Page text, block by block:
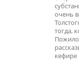
очень
тогда,
кефире